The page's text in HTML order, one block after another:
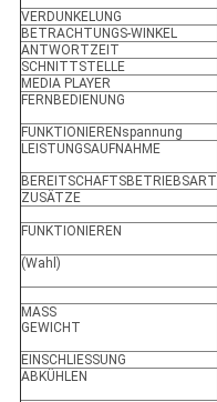
VERDUNKELUNG
BETRACHTUNGS-WINKEL
ANTWORTZEIT
SCHNITTSTELLE
MEDIA PLAYER
FERNBEDIENUNG
FUNKTIONIERENspannung
LEISTUNGSAUFNAHME
BEREITSCHAFTSBETRIEBSART
ZUSÄTZE
FUNKTIONIEREN
(Wahl)
MASS
GEWICHT
EINSCHLIESSUNG
ABKÜHLEN